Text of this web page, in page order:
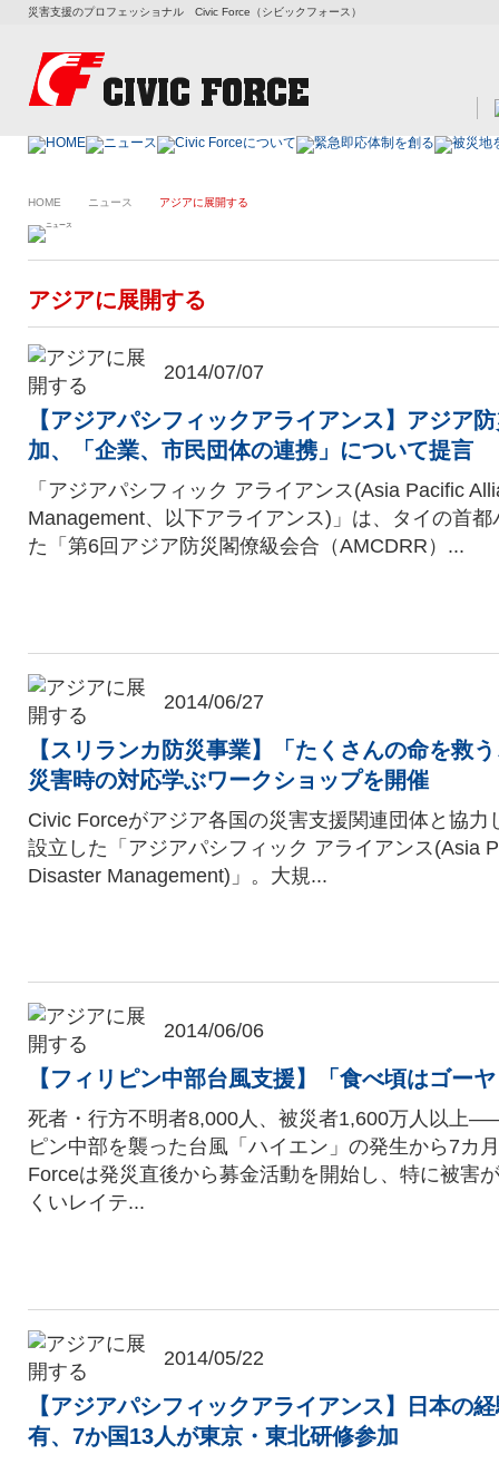
災害支援のプロフェッショナル Civic Force（シビックフォース）
HOME ニュース アジアに展開する
アジアに展開する
2014/07/07
【アジアパシフィックアライアンス】アジア
加、「企業、市民団体の連携」について提言
「アジアパシフィック アライアンス(Asia Pacific
Management、以下アライアンス)」は、タイの首
た「第6回アジア防災閣僚級会合（AMCDRR）...
2014/06/27
【スリランカ防災事業】「たくさんの命を救
災害時の対応学ぶワークショップを開催
Civic Forceがアジア各国の災害支援関連団体と協力
設立した「アジアパシフィック アライアンス
Disaster Management)」。大規...
2014/06/06
【フィリピン中部台風支援】「食べ頃はゴー
死者・行方不明者8,000人、被災者1,600万人以上
ピン中部を襲った台風「ハイエン」の発生から7カ
Forceは発災直後から募金活動を開始し、特に被害
くいレイテ...
2014/05/22
【アジアパシフィックアライアンス】日本の
有、7か国13人が東京・東北研修参加